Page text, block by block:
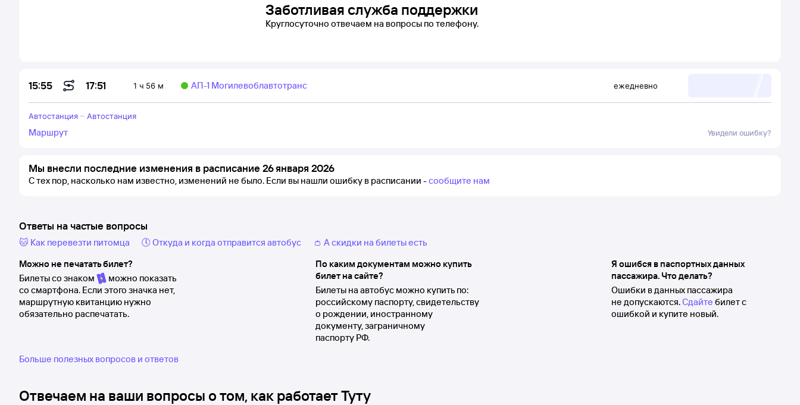
Заботливая служба поддержки
Круглосуточно отвечаем на вопросы по телефону.
15:55 17:51 1 ч 56 м АП-1 Могилевоблавтотранс ежедневно
Автостанция – Автостанция
Маршрут Увидели ошибку?
Мы внесли последние изменения в расписание 26 января 2026
С тех пор, насколько нам известно, изменений не было. Если вы нашли ошибку в расписании -сообщите нам
Ответы на частые вопросы
🐱 Как перевезти питомца 🕔 Откуда и когда отправится автобус
👛 А скидки на билеты есть
Можно не печатать билет?
Билеты со знаком
можно показать
со смартфона. Если этого значка нет,
маршрутную квитанцию нужно
обязательно распечатать.
По каким документам можно купить
билет на сайте?
Билеты на автобус можно купить по:
российскому паспорту, свидетельству
о рождении, иностранному
документу, заграничному
паспорту РФ.
Я ошибся в паспортных данных
пассажира. Что делать?
Ошибки в данных пассажира
не допускаются.Сдайте билет с
ошибкой и купите новый.
Больше полезных вопросов и ответов
Отвечаем на ваши вопросы о том, как работает Туту